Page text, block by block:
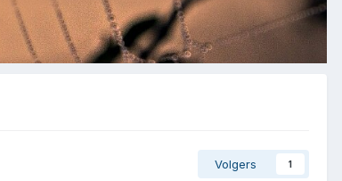
Volgers 1